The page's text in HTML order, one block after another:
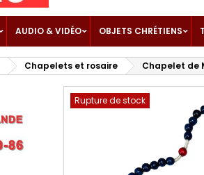
AUDIO & VIDÉO OBJETS CHRÉTIENS
Chapelets et rosaire Chapelet de
Rupture de stock